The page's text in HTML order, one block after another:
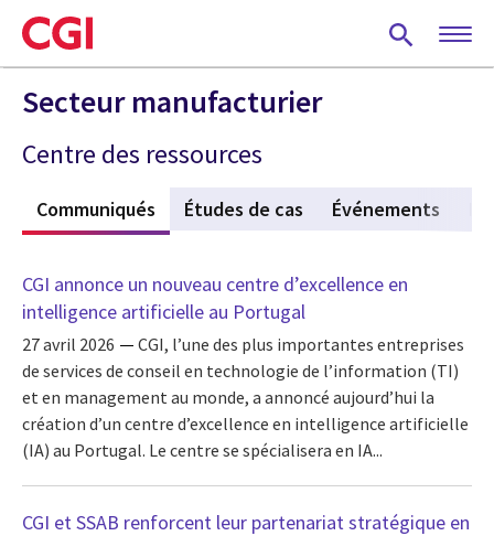
Skip
to
main
content
Secteur manufacturier
Centre des ressources
Communiqués (active tab)
Études de cas Événements
CGI annonce un nouveau centre d’excellence en
intelligence artificielle au Portugal
27 avril 2026
CGI, l’une des plus importantes entreprises
de services de conseil en technologie de l’information (TI)
et en management au monde, a annoncé aujourd’hui la
création d’un centre d’excellence en intelligence artificielle
(IA) au Portugal. Le centre se spécialisera en IA...
CGI et SSAB renforcent leur partenariat stratégique en